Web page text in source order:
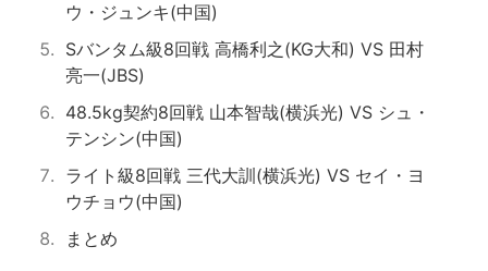
ウ・ジュンキ(中国)
Sバンタム級8回戦 高橋利之(KG大和) VS 田村
亮一(JBS)
48.5kg契約8回戦 山本智哉(横浜光) VS シュ・
テンシン(中国)
ライト級8回戦 三代大訓(横浜光) VS セイ・ヨ
ウチョウ(中国)
まとめ